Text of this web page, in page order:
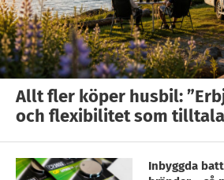
Allt fler köper husbil:
och flexibilitet som
Inbyggda